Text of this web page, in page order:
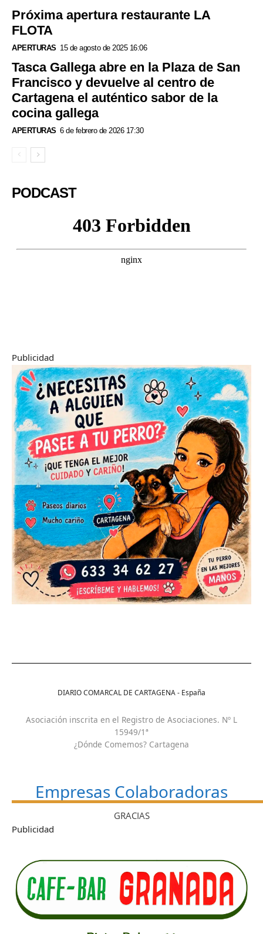
Próxima apertura restaurante LA
FLOTA
APERTURAS 15 de agosto de 2025 16:06
Tasca Gallega abre en la Plaza de San
Francisco y devuelve al centro de
Cartagena el auténtico sabor de la
cocina gallega
APERTURAS 6 de febrero de 2026 17:30
PODCAST
Publicidad
DIARIO COMARCAL DE CARTAGENA - España
Asociación inscrita en el Registro de Asociaciones. Nº L
15949/1ª
¿Dónde Comemos? Cartagena
Empresas Colaboradoras
GRACIAS
Publicidad